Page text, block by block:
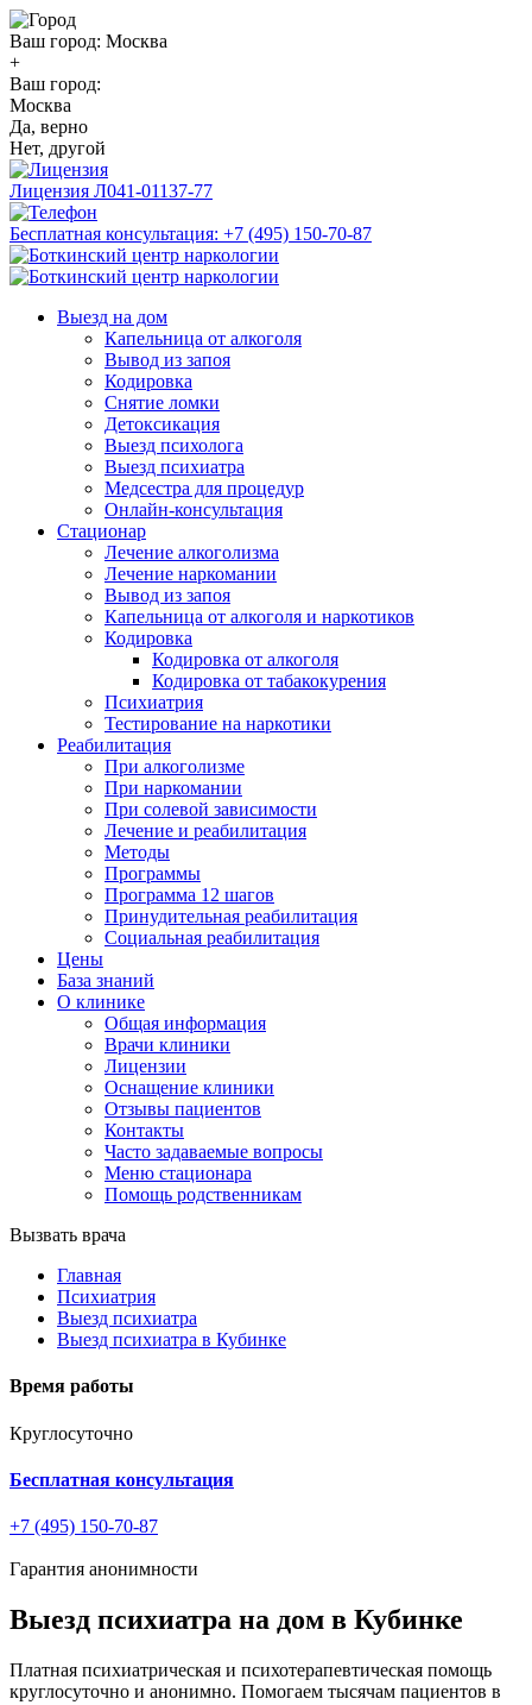
Ваш город: Москва
+
Ваш город:
Москва
Да, верно
Нет, другой
Лицензия Л041-01137-77
Бесплатная консультация: +7 (495) 150-70-87
Выезд на дом
Капельница от алкоголя
Вывод из запоя
Кодировка
Снятие ломки
Детоксикация
Выезд психолога
Выезд психиатра
Медсестра для процедур
Онлайн-консультация
Стационар
Лечение алкоголизма
Лечение наркомании
Вывод из запоя
Капельница от алкоголя и наркотиков
Кодировка
Кодировка от алкоголя
Кодировка от табакокурения
Психиатрия
Тестирование на наркотики
Реабилитация
При алкоголизме
При наркомании
При солевой зависимости
Лечение и реабилитация
Методы
Программы
Программа 12 шагов
Принудительная реабилитация
Социальная реабилитация
Цены
База знаний
О клинике
Общая информация
Врачи клиники
Лицензии
Оснащение клиники
Отзывы пациентов
Контакты
Часто задаваемые вопросы
Меню стационара
Помощь родственникам
Вызвать врача
Главная
Психиатрия
Выезд психиатра
Выезд психиатра в Кубинке
Время работы
Круглосуточно
Бесплатная консультация
+7 (495) 150-70-87
Гарантия анонимности
Выезд психиатра на дом в Кубинке
Платная психиатрическая и психотерапевтическая помощь
круглосуточно и анонимно. Помогаем тысячам пациентов в